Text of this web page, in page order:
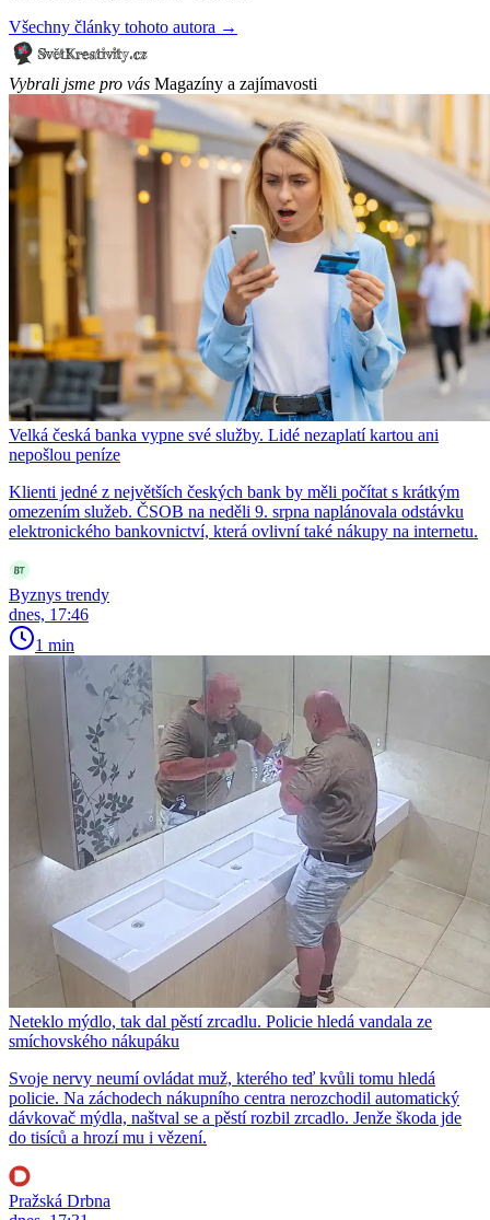
Všechny články tohoto autora →
Vybrali jsme pro vás Magazíny a zajímavosti
Velká česká banka vypne své služby. Lidé nezaplatí kartou ani
nepošlou peníze
Klienti jedné z největších českých bank by měli počítat s krátkým
omezením služeb. ČSOB na neděli 9. srpna naplánovala odstávku
elektronického bankovnictví, která ovlivní také nákupy na internetu.
Byznys trendy
dnes, 17:46
1 min
Neteklo mýdlo, tak dal pěstí zrcadlu. Policie hledá vandala ze
smíchovského nákupáku
Svoje nervy neumí ovládat muž, kterého teď kvůli tomu hledá
policie. Na záchodech nákupního centra nerozchodil automatický
dávkovač mýdla, naštval se a pěstí rozbil zrcadlo. Jenže škoda jde
do tisíců a hrozí mu i vězení.
Pražská Drbna